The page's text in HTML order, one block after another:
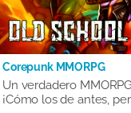
Corepunk MMORPG
Un verdadero
¡Cómo los de antes,